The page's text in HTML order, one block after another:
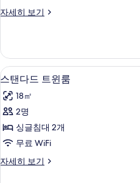
사
모
두
보
기
자세히 보기
디
블
룸
자
히
보
스
탠
다
드
트
룸
4
스탠다드 트윈룸
18㎡
2명
싱글침대 2개
무료 WiFi
자세히 보기
스